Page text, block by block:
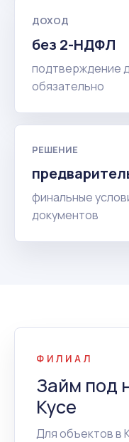
ДОХОД
без 2-НДФЛ
подтверждение
обязательно
РЕШЕНИЕ
финальные
документов
ФИЛИАЛ
Займ под
Кусе
Для объектов в